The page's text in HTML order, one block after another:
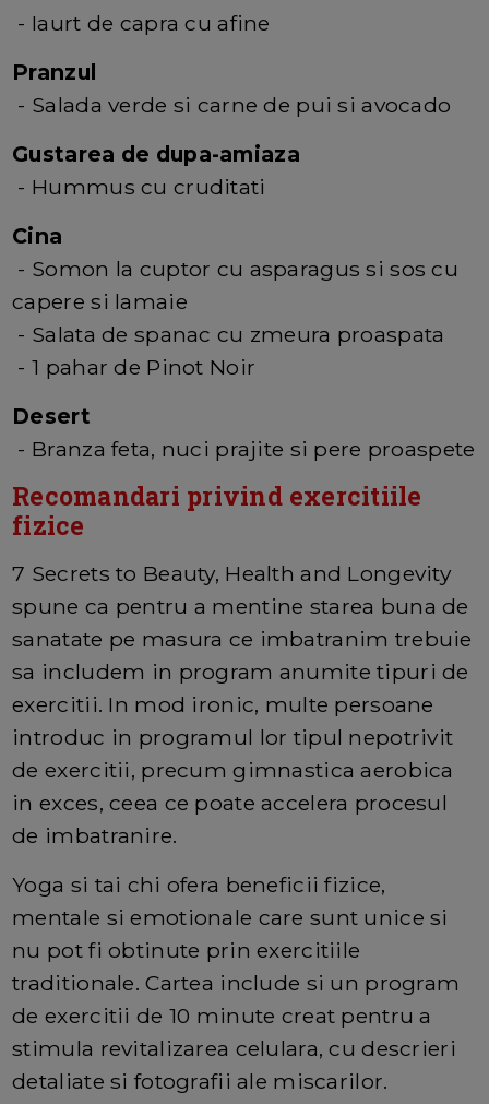
- Iaurt de capra cu afine
Pranzul
- Salada verde si carne de pui si avocado
Gustarea de dupa-amiaza
- Hummus cu cruditati
Cina
- Somon la cuptor cu asparagus si sos cu
capere si lamaie
- Salata de spanac cu zmeura proaspata
- 1 pahar de Pinot Noir
Desert
- Branza feta, nuci prajite si pere proaspete
Recomandari privind exercitiile
fizice
7 Secrets to Beauty, Health and Longevity
spune ca pentru a mentine starea buna de
sanatate pe masura ce imbatranim trebuie
sa includem in program anumite tipuri de
exercitii. In mod ironic, multe persoane
introduc in programul lor tipul nepotrivit
de exercitii, precum gimnastica aerobica
in exces, ceea ce poate accelera procesul
de imbatranire.
Yoga si tai chi ofera beneficii fizice,
mentale si emotionale care sunt unice si
nu pot fi obtinute prin exercitiile
traditionale. Cartea include si un program
de exercitii de 10 minute creat pentru a
stimula revitalizarea celulara, cu descrieri
detaliate si fotografii ale miscarilor.